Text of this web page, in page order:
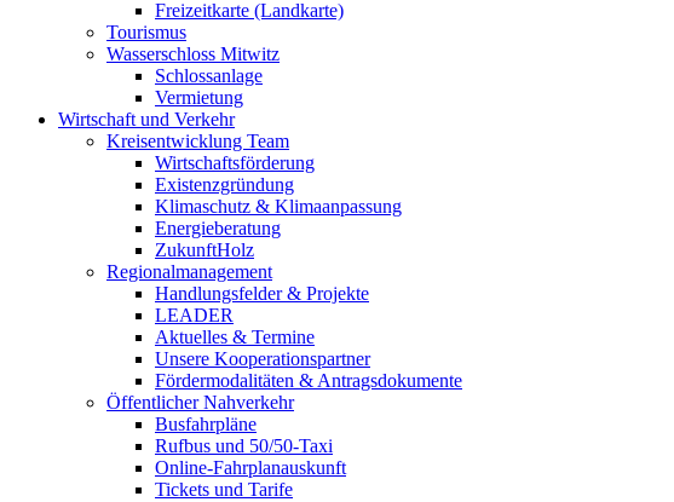
Freizeitkarte (Landkarte)
Tourismus
Wasserschloss Mitwitz
Schlossanlage
Vermietung
Wirtschaft und Verkehr
Kreisentwicklung Team
Wirtschaftsförderung
Existenzgründung
Klimaschutz & Klimaanpassung
Energieberatung
ZukunftHolz
Regionalmanagement
Handlungsfelder & Projekte
LEADER
Aktuelles & Termine
Unsere Kooperationspartner
Fördermodalitäten & Antragsdokumente
Öffentlicher Nahverkehr
Busfahrpläne
Rufbus und 50/50-Taxi
Online-Fahrplanauskunft
Tickets und Tarife